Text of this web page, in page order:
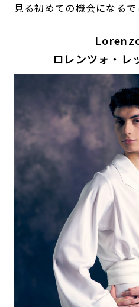
見る初めての機会になるで
ロレンツォ・レ